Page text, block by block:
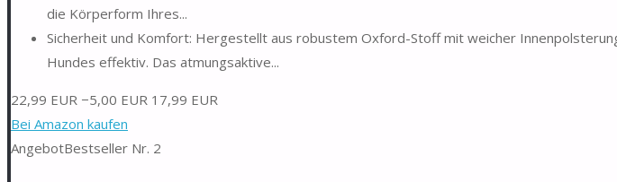
die Körperform Ihres...
Sicherheit und Komfort: Hergestellt aus robustem Oxford-Stoff mit weicher
Hundes effektiv. Das atmungsaktive...
22,99 EUR −5,00 EUR 17,99 EUR
Bei Amazon kaufen
AngebotBestseller Nr. 2